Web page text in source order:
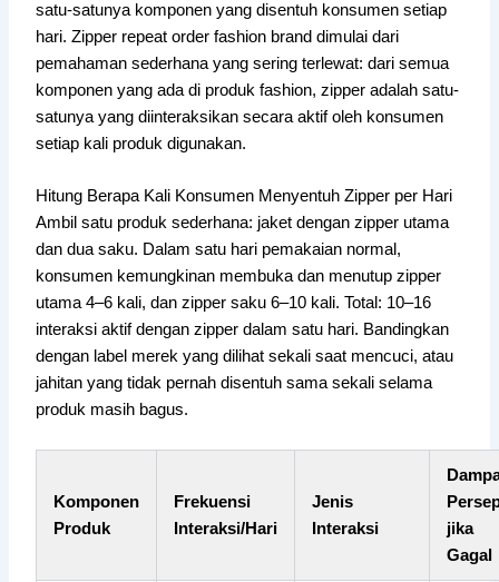
satu-satunya komponen yang disentuh konsumen setiap
hari. Zipper repeat order fashion brand dimulai dari
pemahaman sederhana yang sering terlewat: dari semua
komponen yang ada di produk fashion, zipper adalah satu-
satunya yang diinteraksikan secara aktif oleh konsumen
setiap kali produk digunakan.
Hitung Berapa Kali Konsumen Menyentuh Zipper per Hari
Ambil satu produk sederhana: jaket dengan zipper utama
dan dua saku. Dalam satu hari pemakaian normal,
konsumen kemungkinan membuka dan menutup zipper
utama 4–6 kali, dan zipper saku 6–10 kali. Total: 10–16
interaksi aktif dengan zipper dalam satu hari. Bandingkan
dengan label merek yang dilihat sekali saat mencuci, atau
jahitan yang tidak pernah disentuh sama sekali selama
produk masih bagus.
Komponen
Produk
Frekuensi
Interaksi/Hari
Jenis
Interaksi
jika
Gagal